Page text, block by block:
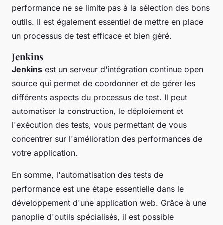
performance ne se limite pas à la sélection des bons
outils. Il est également essentiel de mettre en place
un processus de test efficace et bien géré.
Jenkins
Jenkins est un serveur d'intégration continue open
source qui permet de coordonner et de gérer les
différents aspects du processus de test. Il peut
automatiser la construction, le déploiement et
l'exécution des tests, vous permettant de vous
concentrer sur l'amélioration des performances de
votre application.
En somme, l'automatisation des tests de
performance est une étape essentielle dans le
développement d'une application web. Grâce à une
panoplie d'outils spécialisés, il est possible